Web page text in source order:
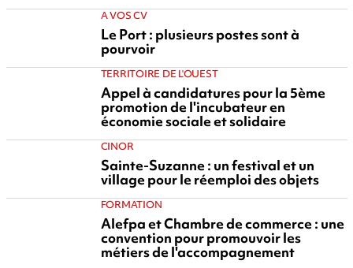
A VOS CV
Le Port : plusieurs postes sont à
pourvoir
TERRITOIRE DE L'OUEST
Appel à candidatures pour la 5ème
promotion de l'incubateur en
économie sociale et solidaire
CINOR
Sainte-Suzanne : un festival et un
village pour le réemploi des objets
FORMATION
Alefpa et Chambre de commerce : une
convention pour promouvoir les
métiers de l'accompagnement